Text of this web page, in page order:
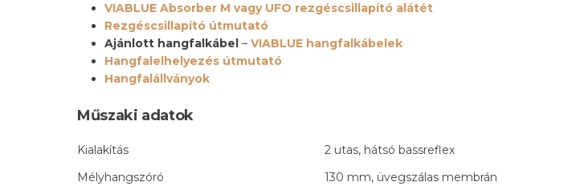
VIABLUE Absorber M vagy UFO rezgéscsillapító alátét
Rezgéscsillapító útmutató
Ajánlott hangfalkábel – VIABLUE hangfalkábelek
Hangfalelhelyezés útmutató
Hangfalállványok
Műszaki adatok
Kialakítás
2 utas, hátsó bassreflex
Mélyhangszóró
130 mm, üvegszálas membrán